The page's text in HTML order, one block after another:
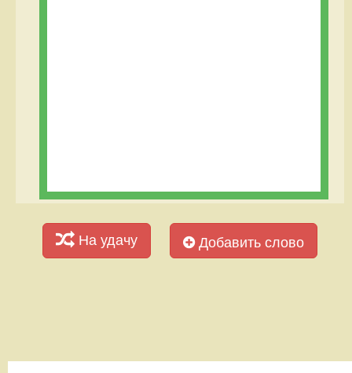
На удачу Добавить слово